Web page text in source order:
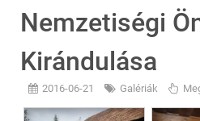
Nemzetiségi
Kirándulása
2016-06-21 Galériák